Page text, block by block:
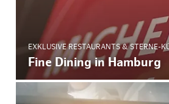
EXKLUSIVE RESTAURANTS & STERNE-
Fine Dining in Hamburg